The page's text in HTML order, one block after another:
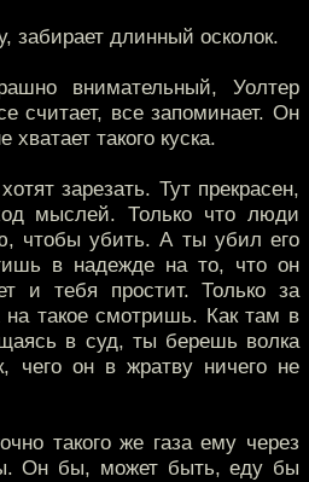
забирает длинный осколок.
внимательный, Уолтер
считает, все запоминает. Он
хватает такого куска.
зарезать. Тут прекрасен,
мыслей. Только что люди
чтобы убить. А ты убил его
в надежде на то, что он
и тебя простит. Только за
на такое смотришь. Как там в
в суд, ты берешь волка
он в жратву ничего не
такого же газа ему через
Он бы, может быть, еду бы